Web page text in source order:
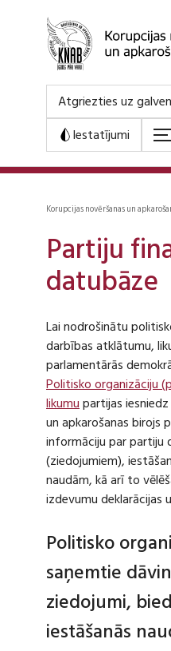
Atgriezties uz
Iestatījumi
Korupcijas novēršanas un
Partiju
datubāze
Lai nodrošinātu
darbības atklātumu,
parlamentārās
Politisko organizāciju
likumupartijas
un apkarošanas birojs
informāciju par partiju
(ziedojumiem),
naudām, kā arī to
izdevumu deklarācijas
Politisko
saņemtie
ziedojumi,
iestāšanās